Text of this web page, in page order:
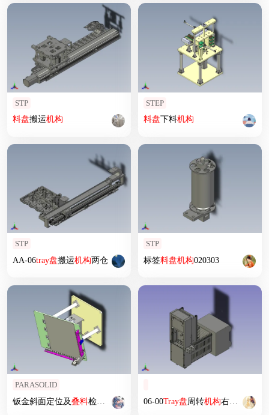
STP
料盘搬运机构
STEP
料盘下料机构
STP
AA-06tray盘搬运机构两仓
STP
标签料盘机构020303
PARASOLID
钣金斜面定位及叠料检测 机构 06-00Tray盘周转机构右-AB